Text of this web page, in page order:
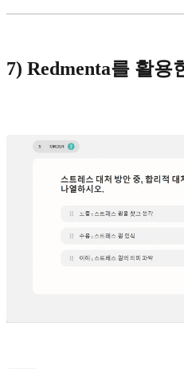
7) Redmenta를 활용